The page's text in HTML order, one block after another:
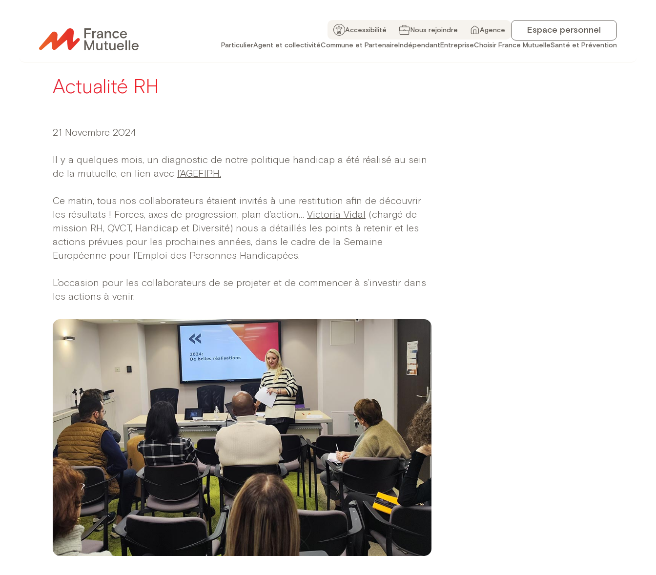
contenu
Accessibilité Nous rejoindre Agence Espace personnel
ParticulierAgent et collectivitéCommune et Partenaire Indépendant EntrepriseChoisir France MutuelleSanté et Prévention
Actualité RH
21 Novembre 2024
Il y a quelques mois, un diagnostic de notre politique handicap a été réalisé au sein
de la mutuelle, en lien avec l’AGEFIPH.
Ce matin, tous nos collaborateurs étaient invités à une restitution afin de découvrir
les résultats ! Forces, axes de progression, plan d’action… Victoria Vidal
(chargé de
mission RH, QVCT, Handicap et Diversité) nous a détaillés les points à retenir et les
actions prévues pour les prochaines années, dans le cadre de la Semaine
Européenne pour l’Emploi des Personnes Handicapées.
L’occasion pour les collaborateurs de se projeter et de commencer à s’investir dans
les actions à venir.